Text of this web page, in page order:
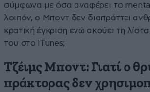
σύμφωνα με όσα αναφέρει το
λοιπόν, ο Μποντ δεν διαπράττει
κρατική έγκριση ενώ ακούει τη
του στο iTunes;
Τζέιμς Μποντ: Γιατί ο
πράκτορας δεν